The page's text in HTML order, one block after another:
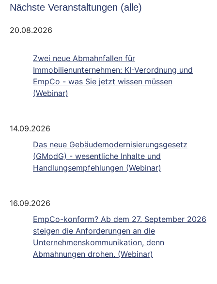
Nächste Veranstaltungen (alle)
20.08.2026
Zwei neue Abmahnfallen für
Immobilienunternehmen: KI-Verordnung und
EmpCo - was Sie jetzt wissen müssen
(Webinar)
14.09.2026
Das neue Gebäudemodernisierungsgesetz
(GModG) - wesentliche Inhalte und
Handlungsempfehlungen (Webinar)
16.09.2026
EmpCo-konform? Ab dem 27. September 2026
steigen die Anforderungen an die
Unternehmenskommunikation, denn
Abmahnungen drohen. (Webinar)